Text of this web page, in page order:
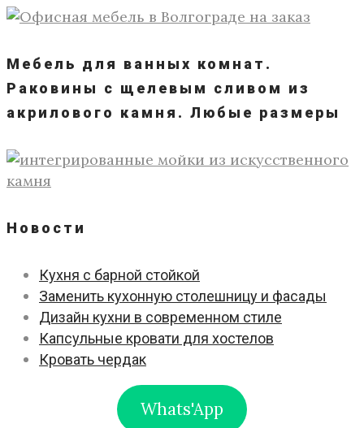
Мебель для ванных комнат.
Раковины с щелевым сливом из
акрилового камня. Любые размеры
Новости
Кухня с барной стойкой
Заменить кухонную столешницу и фасады
Дизайн кухни в современном стиле
Капсульные кровати для хостелов
Кровать чердак
Whats'App